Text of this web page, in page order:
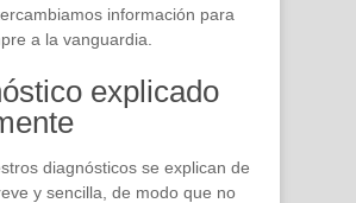
información para
a la vanguardia.
explicado
diagnósticos se explican de
y sencilla, de modo que no